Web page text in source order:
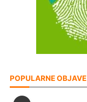
POPULARNE OBJAVE